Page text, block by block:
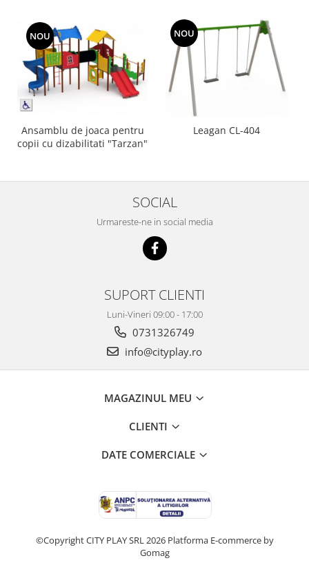
NOU
Ansamblu de joaca pentru
copii cu dizabilitati "Tarzan"
NOU
Leagan CL-404
SOCIAL
Urmareste-ne in social media
SUPORT CLIENTI
Luni-Vineri 09:00 - 17:00
0731326749
info@cityplay.ro
MAGAZINUL MEU
CLIENTI
DATE COMERCIALE
©Copyright CITY PLAY SRL 2026 Platforma E-commerce by
Gomag